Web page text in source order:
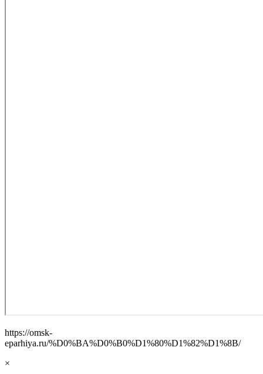
https://omsk-
eparhiya.ru/%D0%BA%D0%B0%D1%80%D1%82%D1%8B/
×